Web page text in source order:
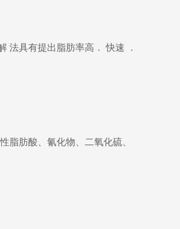
法具有提出脂肪率高． 快速 ．
脂肪酸、氰化物、二氧化硫、